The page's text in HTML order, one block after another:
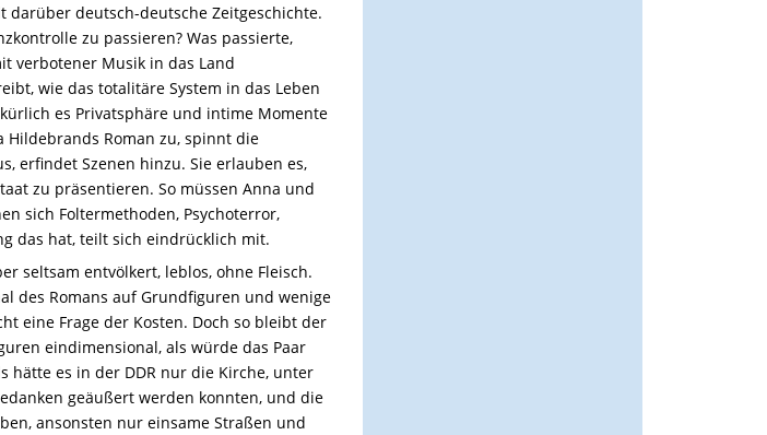
darüber deutsch-deutsche Zeitgeschichte.
zu passieren? Was passierte,
verbotener Musik in das Land
wie das totalitäre System in das Leben
es Privatsphäre und intime Momente
Hildebrands Roman zu, spinnt die
erfindet Szenen hinzu. Sie erlauben es,
zu präsentieren. So müssen Anna und
sich Foltermethoden, Psychoterror,
das hat, teilt sich eindrücklich mit.
seltsam entvölkert, leblos, ohne Fleisch.
des Romans auf Grundfiguren und wenige
eine Frage der Kosten. Doch so bleibt der
eindimensional, als würde das Paar
hätte es in der DDR nur die Kirche, unter
geäußert werden konnten, und die
ansonsten nur einsame Straßen und